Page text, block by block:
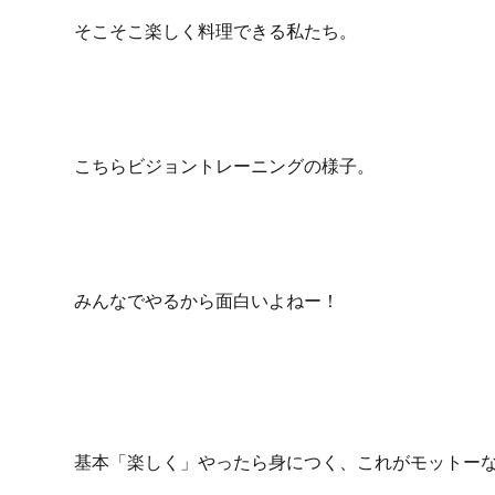
そこそこ楽しく料理できる私たち。
こちらビジョントレーニングの様子。
みんなでやるから面白いよねー！
基本「楽しく」やったら身につく、これがモットー